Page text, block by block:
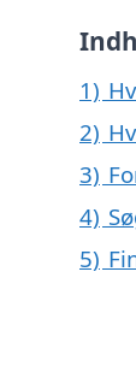
1)
2)
3)
4)
5)